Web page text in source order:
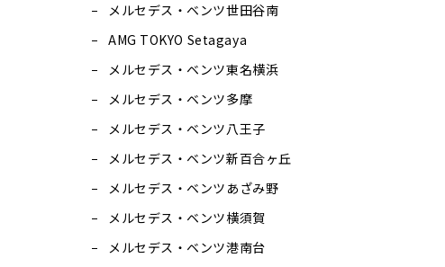
メルセデス・ベンツ世田谷南
AMG TOKYO Setagaya
メルセデス・ベンツ東名横浜
メルセデス・ベンツ多摩
メルセデス・ベンツ八王子
メルセデス・ベンツ新百合ヶ丘
メルセデス・ベンツあざみ野
メルセデス・ベンツ横須賀
メルセデス・ベンツ港南台